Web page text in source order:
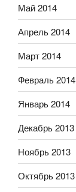
Май 2014
Апрель 2014
Март 2014
Февраль 2014
Январь 2014
Декабрь 2013
Ноябрь 2013
Октябрь 2013